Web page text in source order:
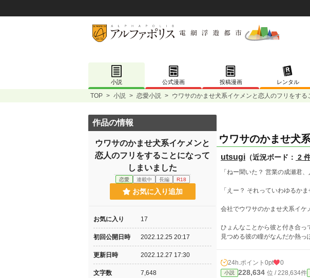
小説 公式漫画 投稿漫画 レンタル
TOP > 小説 > 恋愛小説 > ウワサのかませ犬系イケメンと恋人のフリをす
ウワサのかませ犬
utsugi （近況ボード： 2
「ねー聞いた？ 営業の成瀬君
「えー？ それっていわゆるか
会社でウワサのかませ犬系イケ
ひょんなことから彼と付き合
見つめる彼の瞳がなんだか熱
24h.ポイント 0pt 0
小説 228,634 位 / 228,634件
作品の情報
ウワサのかませ犬系イケメンと
恋人のフリをすることになって
しまいました
恋愛 連載中 長編 R18
お気に入り追加
お気に入り 17
初回公開日時 2022.12.25 20:17
更新日時 2022.12.27 17:30
文字数 7,648